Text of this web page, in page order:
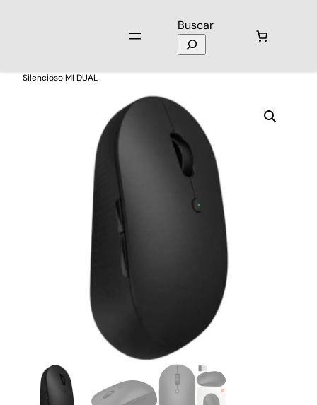
Buscar
Silencioso MI DUAL